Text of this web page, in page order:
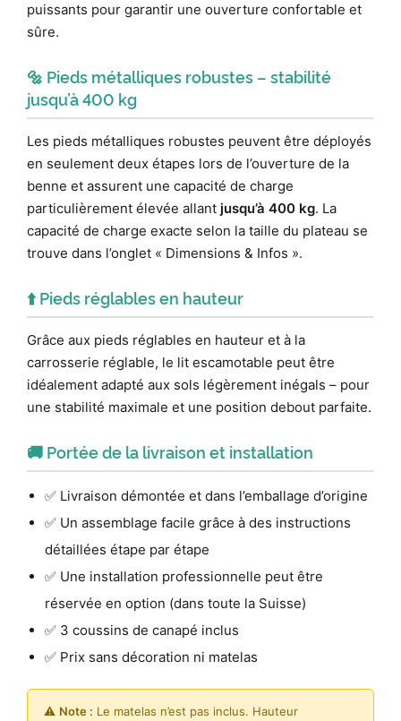
puissants pour garantir une ouverture confortable et
sûre.
🔩 Pieds métalliques robustes – stabilité
jusqu’à 400 kg
Les pieds métalliques robustes peuvent être déployés
en seulement deux étapes lors de l’ouverture de la
benne et assurent une capacité de charge
particulièrement élevée allant jusqu’à 400 kg. La
capacité de charge exacte selon la taille du plateau se
trouve dans l’onglet « Dimensions & Infos ».
⬆️ Pieds réglables en hauteur
Grâce aux pieds réglables en hauteur et à la
carrosserie réglable, le lit escamotable peut être
idéalement adapté aux sols légèrement inégals – pour
une stabilité maximale et une position debout parfaite.
🚚 Portée de la livraison et installation
✅ Livraison démontée et dans l’emballage d’origine
✅ Un assemblage facile grâce à des instructions
détaillées étape par étape
✅ Une installation professionnelle peut être
réservée en option (dans toute la Suisse)
✅ 3 coussins de canapé inclus
✅ Prix sans décoration ni matelas
⚠️ Note : Le matelas n’est pas inclus. Hauteur